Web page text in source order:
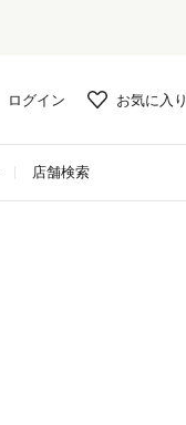
ログイン お気に入り
店舗検索